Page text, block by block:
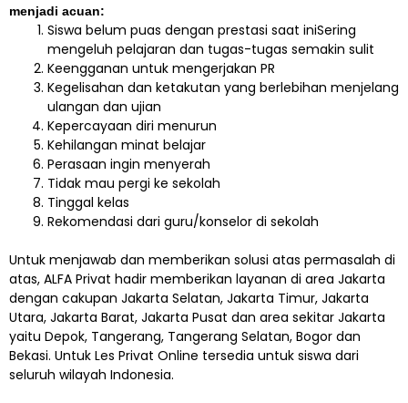
menjadi acuan:
Siswa belum puas dengan prestasi saat iniSering
mengeluh pelajaran dan tugas-tugas semakin sulit
Keengganan untuk mengerjakan PR
Kegelisahan dan ketakutan yang berlebihan menjelang
ulangan dan ujian
Kepercayaan diri menurun
Kehilangan minat belajar
Perasaan ingin menyerah
Tidak mau pergi ke sekolah
Tinggal kelas
Rekomendasi dari guru/konselor di sekolah
Untuk menjawab dan memberikan solusi atas permasalah di
atas, ALFA Privat hadir memberikan layanan di area Jakarta
dengan cakupan Jakarta Selatan, Jakarta Timur, Jakarta
Utara, Jakarta Barat, Jakarta Pusat dan area sekitar Jakarta
yaitu Depok, Tangerang, Tangerang Selatan, Bogor dan
Bekasi. Untuk Les Privat Online tersedia untuk siswa dari
seluruh wilayah Indonesia.